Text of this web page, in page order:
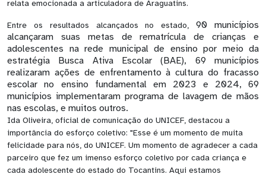
relata emocionada a articuladora de Araguatins.
Entre os resultados alcançados no estado,90 municípios
alcançaram suas metas de rematrícula de crianças e
adolescentes na rede municipal de ensino por meio da
estratégia Busca Ativa Escolar (BAE), 69 municípios
realizaram ações de enfrentamento à cultura do fracasso
escolar no ensino fundamental em 2023 e 2024, 69
municípios implementaram programa de lavagem de mãos
nas escolas, e muitos outros.
Ida Oliveira, oficial de comunicação do UNICEF, destacou a
importância do esforço coletivo: "Esse é um momento de muita
felicidade para nós, do UNICEF. Um momento de agradecer a cada
parceiro que fez um imenso esforço coletivo por cada criança e
cada adolescente do estado do Tocantins. Aqui estamos